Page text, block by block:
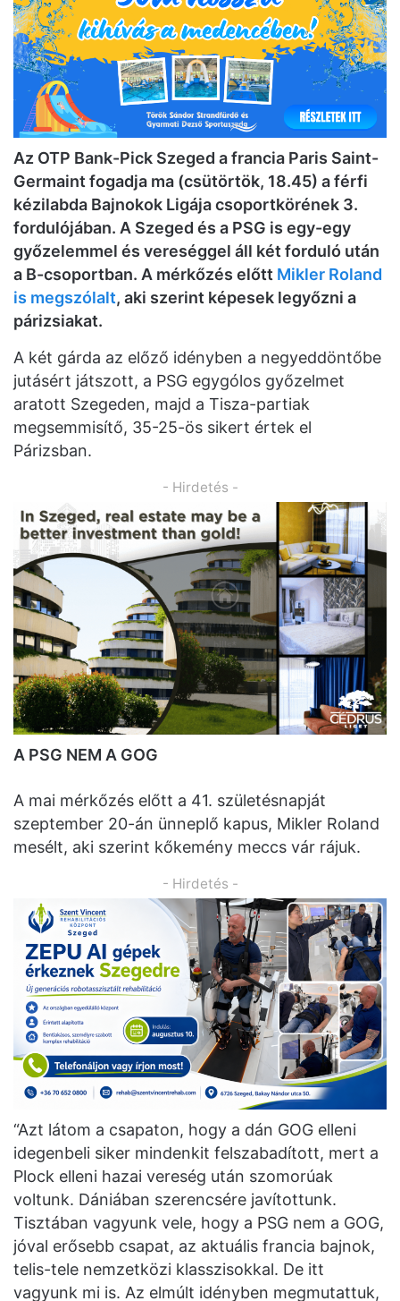
Az OTP Bank-Pick Szeged a francia Paris Saint-
Germaint fogadja ma (csütörtök, 18.45) a férfi
kézilabda Bajnokok Ligája csoportkörének 3.
fordulójában. A Szeged és a PSG is egy-egy
győzelemmel és vereséggel áll két forduló után
a B-csoportban. A mérkőzés előtt Mikler Roland
is megszólalt, aki szerint képesek legyőzni a
párizsiakat.
A két gárda az előző idényben a negyeddöntőbe
jutásért játszott, a PSG egygólos győzelmet
aratott Szegeden, majd a Tisza-partiak
megsemmisítő, 35-25-ös sikert értek el
Párizsban.
- Hirdetés -
A PSG NEM A GOG
A mai mérkőzés előtt a 41. születésnapját
szeptember 20-án ünneplő kapus, Mikler Roland
mesélt, aki szerint kőkemény meccs vár rájuk.
- Hirdetés -
“Azt látom a csapaton, hogy a dán GOG elleni
idegenbeli siker mindenkit felszabadított, mert a
Plock elleni hazai vereség után szomorúak
voltunk. Dániában szerencsére javítottunk.
Tisztában vagyunk vele, hogy a PSG nem a GOG,
jóval erősebb csapat, az aktuális francia bajnok,
telis-tele nemzetközi klasszisokkal. De itt
vagyunk mi is. Az elmúlt idényben megmutattuk,